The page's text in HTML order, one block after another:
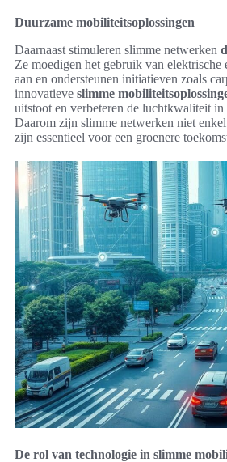
Duurzame mobiliteitsoplossingen
Daarnaast stimuleren slimme netwerken
Ze moedigen het gebruik van elektrische
aan en ondersteunen initiatieven zoals
innovatieve slimme
uitstoot en verbeteren de luchtkwaliteit in
Daarom zijn slimme netwerken niet enkel
zijn essentieel voor een groenere
De rol van technologie in slimme